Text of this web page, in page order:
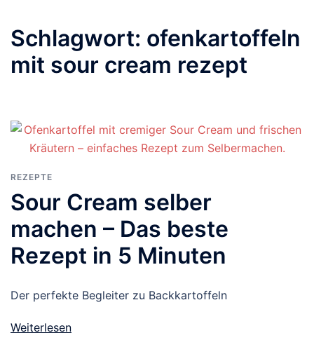
Schlagwort: ofenkartoffeln
mit sour cream rezept
REZEPTE
Sour Cream selber
machen – Das beste
Rezept in 5 Minuten
Der perfekte Begleiter zu Backkartoffeln
Weiterlesen